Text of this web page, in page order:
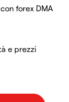
forex DMA
e prezzi